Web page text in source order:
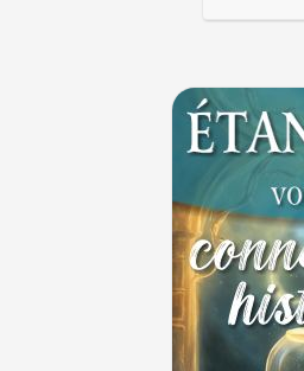
Maternités,
1ER JUILLET